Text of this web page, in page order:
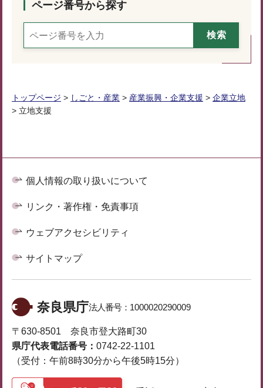
ページ番号から探す
トップページ > しごと・産業 > 産業振興・企業支援 > 企業立地
> 立地支援
個人情報の取り扱いについて
リンク・著作権・免責事項
ウェブアクセシビリティ
サイトマップ
奈良県庁法人番号： 1000020290009
〒630-8501 奈良市登大路町30
県庁代表電話番号： 0742-22-1101
（受付：午前8時30分から午後5時15分）